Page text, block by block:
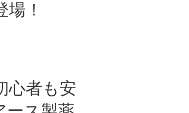
！
心者も安